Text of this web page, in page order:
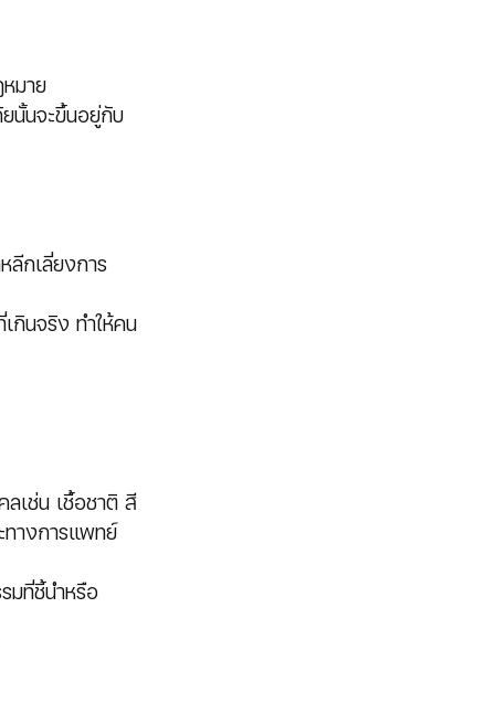
มาย
นั้นจะขึ้นอยู่กับ
ลีกเลี่ยงการ
นจริง ทำให้คน
เช่น เชื้อชาติ สี
างการแพทย์
มที่ชี้นำหรือ